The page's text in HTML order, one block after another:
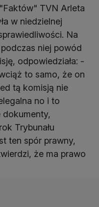
TVN Arleta
w niedzielnej
Na
niej powód
odpowiedziała: -
to samo, że on
tą komisją nie
no i to
dokumenty,
Trybunału
ten spór prawny,
że ma prawo